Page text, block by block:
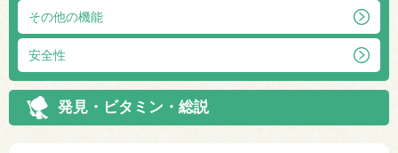
その他の機能
安全性
発見・ビタミン・総説